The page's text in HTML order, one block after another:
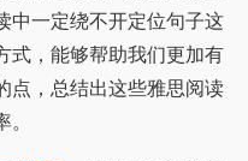
中一定绕不开定位句子这
式，能够帮助我们更加有
点，总结出这些雅思阅读